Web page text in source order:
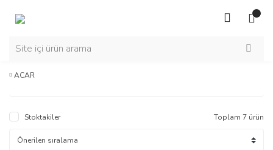
ACAR
Stoktakiler Toplam 7 ürün